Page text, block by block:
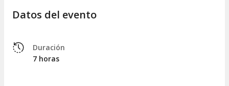
y cascos con linternas, realizaremos una caminata de baja
Luego de nuestra exploración en la mina, nos dirigiremos a
las outskirts de La Carolina para descubrir la
Datos del evento
Duración
7 horas